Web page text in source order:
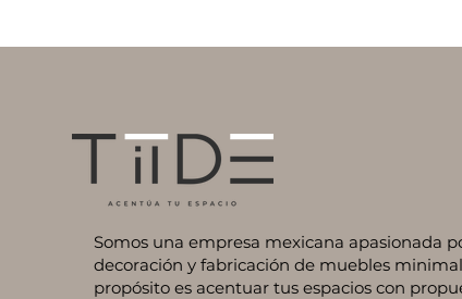
Somos una empresa mexicana apasionada
decoración y fabricación de muebles
propósito es acentuar tus espacios con